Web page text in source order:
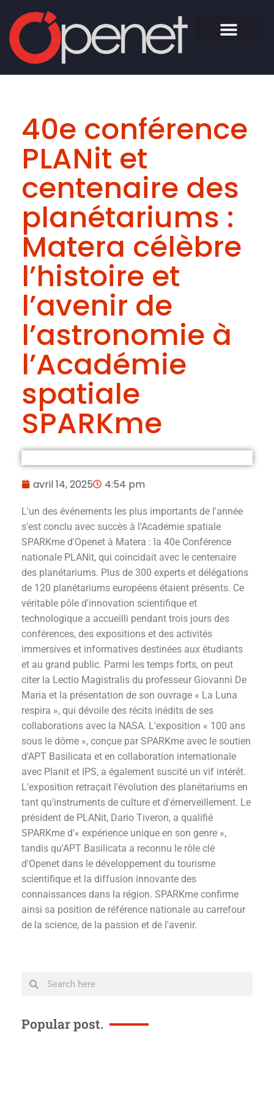
40e conférence
PLANit et
centenaire des
planétariums :
Matera célèbre
l’histoire et
l’avenir de
l’astronomie à
l’Académie
spatiale
SPARKme
avril 14, 2025 4:54 pm
L'un des événements les plus importants de l'année
s'est conclu avec succès à l'Académie spatiale
SPARKme d'Openet à Matera : la 40e Conférence
nationale PLANit, qui coïncidait avec le centenaire
des planétariums. Plus de 300 experts et délégations
de 120 planétariums européens étaient présents. Ce
véritable pôle d'innovation scientifique et
technologique a accueilli pendant trois jours des
conférences, des expositions et des activités
immersives et informatives destinées aux étudiants
et au grand public. Parmi les temps forts, on peut
citer la Lectio Magistralis du professeur Giovanni De
Maria et la présentation de son ouvrage « La Luna
respira », qui dévoile des récits inédits de ses
collaborations avec la NASA. L'exposition « 100 ans
sous le dôme », conçue par SPARKme avec le soutien
d'APT Basilicata et en collaboration internationale
avec Planit et IPS, a également suscité un vif intérêt.
L'exposition retraçait l'évolution des planétariums en
tant qu'instruments de culture et d'émerveillement. Le
président de PLANit, Dario Tiveron, a qualifié
SPARKme d'« expérience unique en son genre »,
tandis qu'APT Basilicata a reconnu le rôle clé
d'Openet dans le développement du tourisme
scientifique et la diffusion innovante des
connaissances dans la région. SPARKme confirme
ainsi sa position de référence nationale au carrefour
de la science, de la passion et de l'avenir.
Popular post.